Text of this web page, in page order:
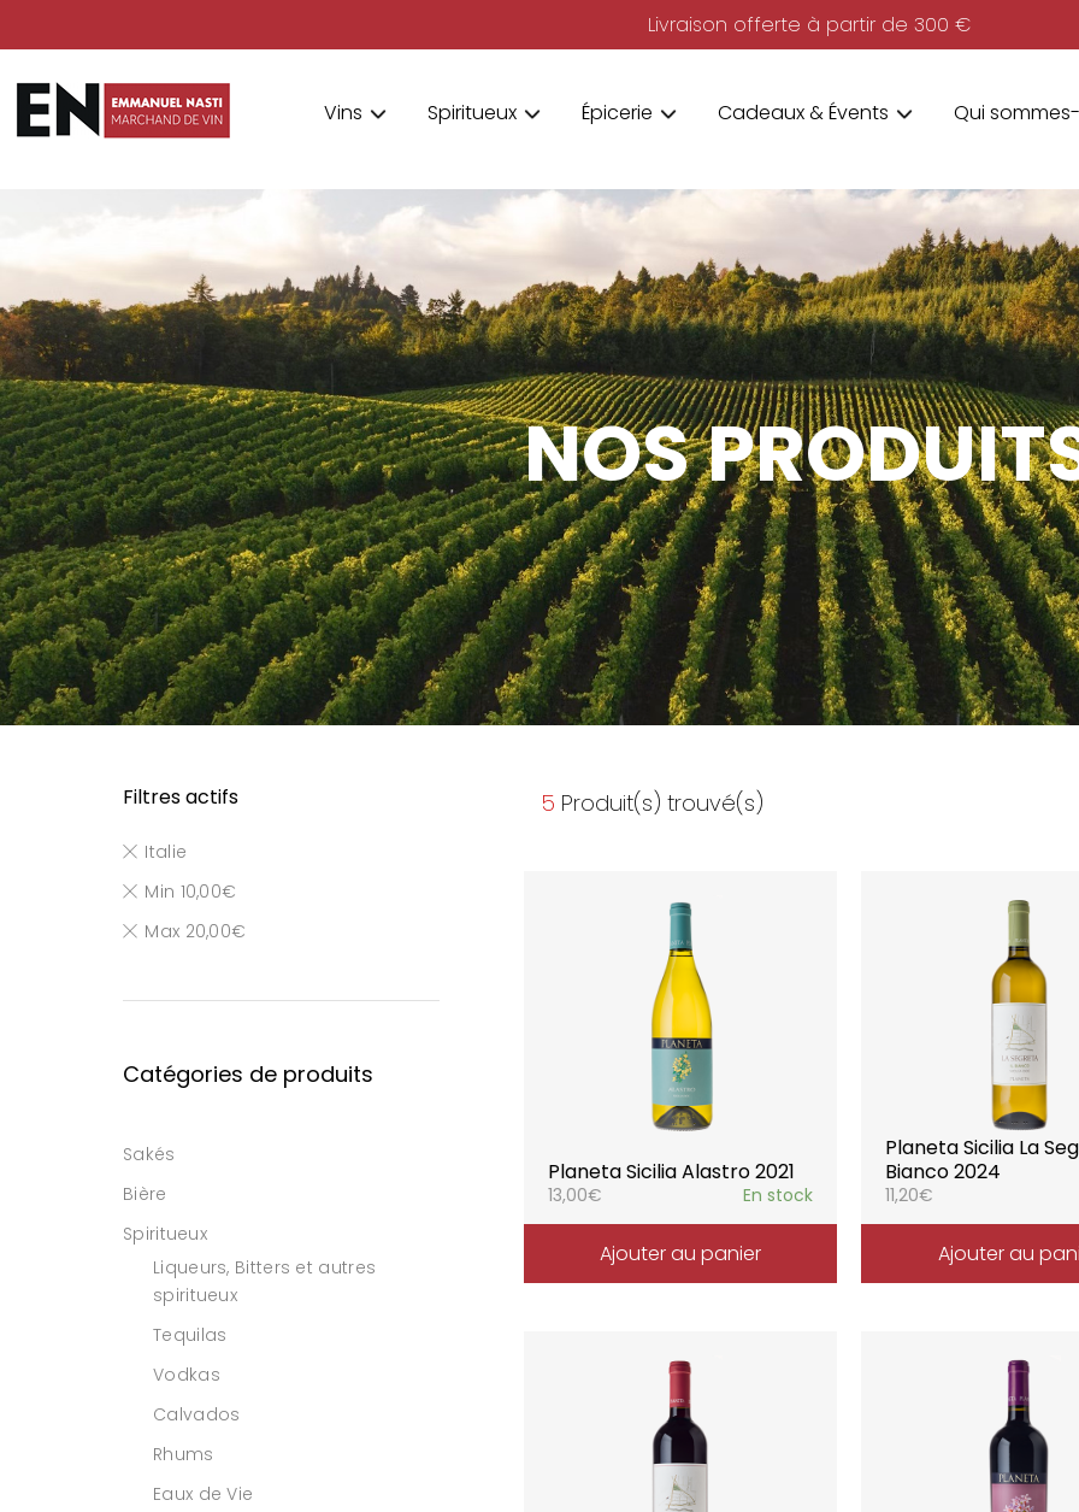
Livraison offerte à partir de 300 €
Vins Spiritueux Épicerie Cadeaux & Évents Qui
NOS
5 Produit(s) trouvé(s)
Planeta Sicilia Alastro 2021
13,00€ En stock
Ajouter au panier
Planeta Sicilia La
Bianco 2024
11,20€
Ajouter au
Filtres actifs
Italie
Min 10,00€
Max 20,00€
Catégories de produits
Sakés
Bière
Spiritueux
Liqueurs, Bitters et autres
spiritueux
Tequilas
Vodkas
Calvados
Rhums
Eaux de Vie